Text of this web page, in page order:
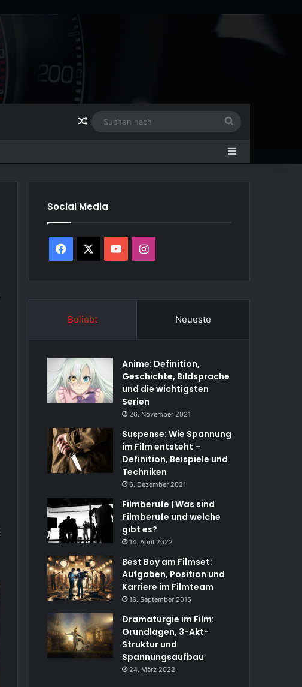
Zufälliger Artikel
Sidebar
Social Media
Facebook YouTubeInstagram
Beliebt Neueste
Anime: Definition,
Geschichte, Bildsprache
und die wichtigsten
Serien
26. November 2021
Suspense: Wie Spannung
im Film entsteht –
Definition, Beispiele und
Techniken
6. Dezember 2021
Filmberufe | Was sind
Filmberufe und welche
gibt es?
14. April 2022
Best Boy am Filmset:
Aufgaben, Position und
Karriere im Filmteam
18. September 2015
Dramaturgie im Film:
Grundlagen, 3-Akt-
Struktur und
Spannungsaufbau
24. März 2022